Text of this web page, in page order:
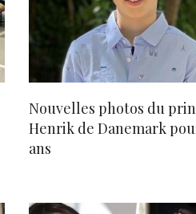
Nouvelles photos du
Henrik de Danemark
ans